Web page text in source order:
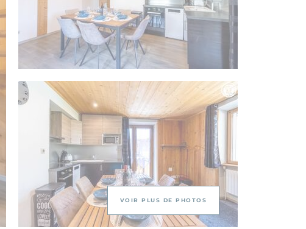
VOIR PLUS DE PHOTOS